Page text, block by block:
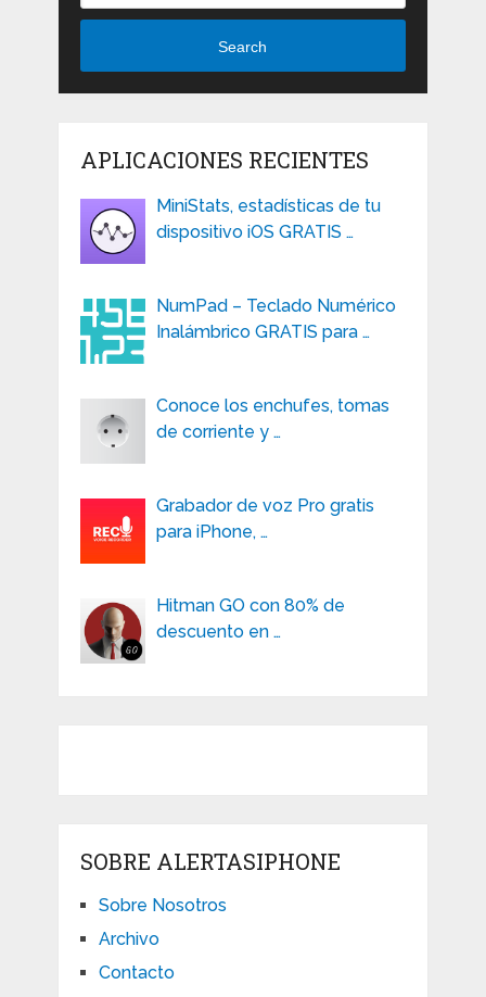
Search
APLICACIONES RECIENTES
MiniStats, estadísticas de tu
dispositivo iOS GRATIS …
NumPad – Teclado Numérico
Inalámbrico GRATIS para …
Conoce los enchufes, tomas
de corriente y …
Grabador de voz Pro gratis
para iPhone, …
Hitman GO con 80% de
descuento en …
SOBRE ALERTASIPHONE
Sobre Nosotros
Archivo
Contacto